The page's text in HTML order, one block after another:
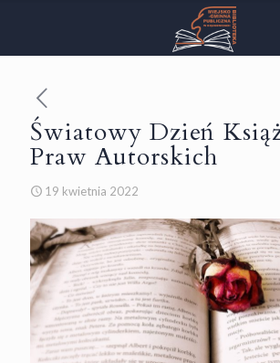
Światowy Dzień
Praw Autorskich
19 kwietnia 2022